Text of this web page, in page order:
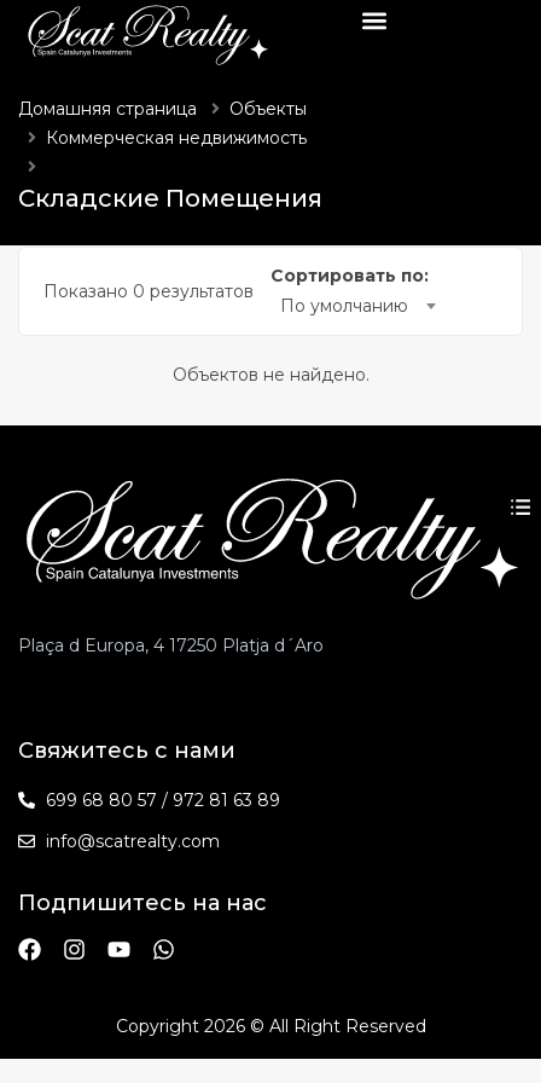
(Элитная недвижимость)
(Квартиры)
(Коммерческая недвижимость)
Домашняя страница
Объекты
Коммерческая недвижимость
Складские Помещения
Показано 0 результатов
Сортировать по:
По умолчанию
Объектов не найдено.
Plaça d Europa, 4 17250 Platja d´Aro
Свяжитесь с нами
699 68 80 57 / 972 81 63 89
info@scatrealty.com
Подпишитесь на нас
Copyright 2026 © All Right Reserved